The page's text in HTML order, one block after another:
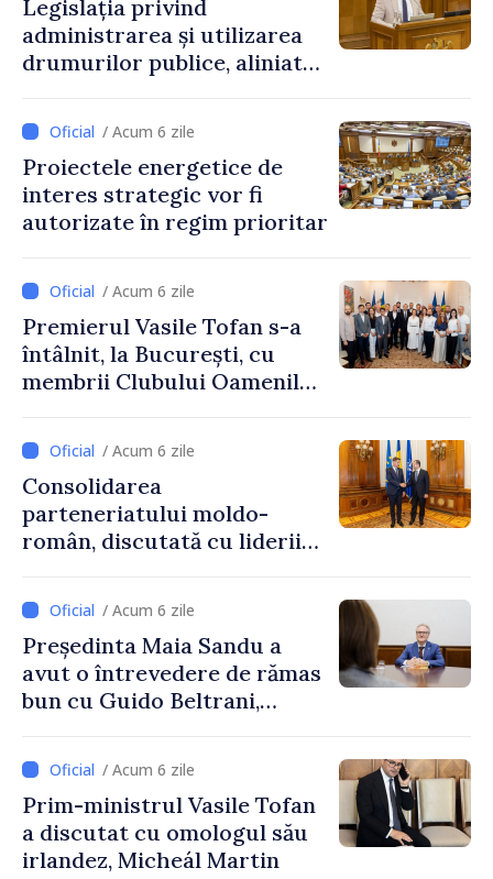
Legislația privind
administrarea și utilizarea
drumurilor publice, aliniată
/ Acum 6 zile
Proiectele energetice de
interes strategic vor fi
autorizate în regim prioritar
/ Acum 6 zile
Premierul Vasile Tofan s-a
întâlnit, la București, cu
membrii Clubului Oamenilor
/ Acum 6 zile
Consolidarea
parteneriatului moldo-
român, discutată cu liderii
/ Acum 6 zile
Președinta Maia Sandu a
avut o întrevedere de rămas
bun cu Guido Beltrani,
Cooperare al Elveției în
Republica Moldova
/ Acum 6 zile
Prim-ministrul Vasile Tofan
a discutat cu omologul său
irlandez, Micheál Martin